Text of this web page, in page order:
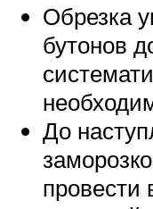
Обрезка
бутонов
До
провести